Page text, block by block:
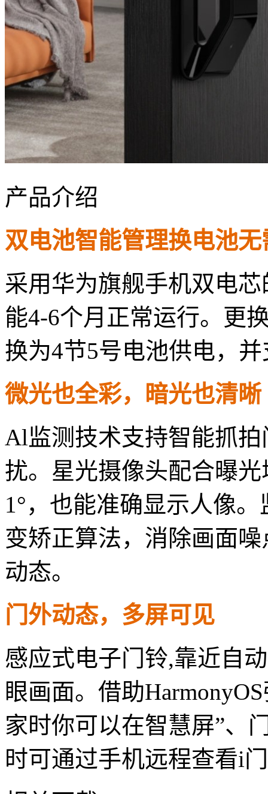
产品介绍
双电池智能管理换电池无
采用华为旗舰手机双电
能4-6个月正常运行。更
换为4节5号电池供电，
微光也全彩，暗光也清晰
Al监测技术支持智能抓
扰。星光摄像头配合曝
1°，也能准确显示人像
变矫正算法，消除画面
动态。
门外动态，多屏可见
感应式电子门铃,靠近自
眼画面。借助
家时你可以在智慧屏”、
时可通过手机远程查看i